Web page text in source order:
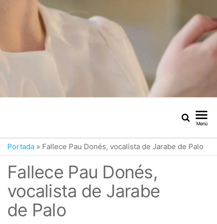
Menú
Portada » Fallece Pau Donés, vocalista de Jarabe de Palo
Fallece Pau Donés,
vocalista de Jarabe
de Palo